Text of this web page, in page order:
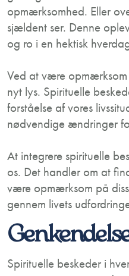
opmærksomhed. Eller
sjældent ser. Denne
og ro i en hektisk
Ved at være
nyt lys. Spirituelle
forståelse af vores
nødvendige ændringer
At integrere spirituelle
os. Det handler om at
være opmærksom på
gennem livets
Spirituelle beskeder i